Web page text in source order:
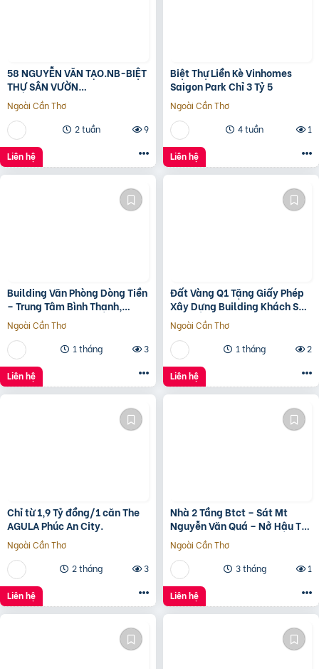
58 NGUYỄN VĂN TẠO.NB-BIỆT
THỰ SÂN VƯỜN
260M2[11x24M]-12.8 TỶ
Ngoài Cần Thơ
2 tuần
9
Liên hệ
Biệt Thự Liền Kè Vinhomes
Saigon Park Chỉ 3 Tỷ 5
Ngoài Cần Thơ
4 tuần
1
Liên hệ
Building Văn Phòng Dòng Tiền
– Trung Tâm Bình Thạnh,
Tp.hcm Chỉ 100Tr/M2 Đất
Ngoài Cần Thơ
1 tháng
3
Liên hệ
Đất Vàng Q1 Tặng Giấy Phép
Xây Dựng Building Khách Sạn
12 Tầng
Ngoài Cần Thơ
1 tháng
2
Liên hệ
Chỉ từ 1,9 Tỷ đồng/1 căn The
AGULA Phúc An City.
Ngoài Cần Thơ
2 tháng
3
Liên hệ
Nhà 2 Tầng Btct – Sát Mt
Nguyễn Văn Quá – Nở Hậu Tài
Lộc
Ngoài Cần Thơ
3 tháng
1
Liên hệ